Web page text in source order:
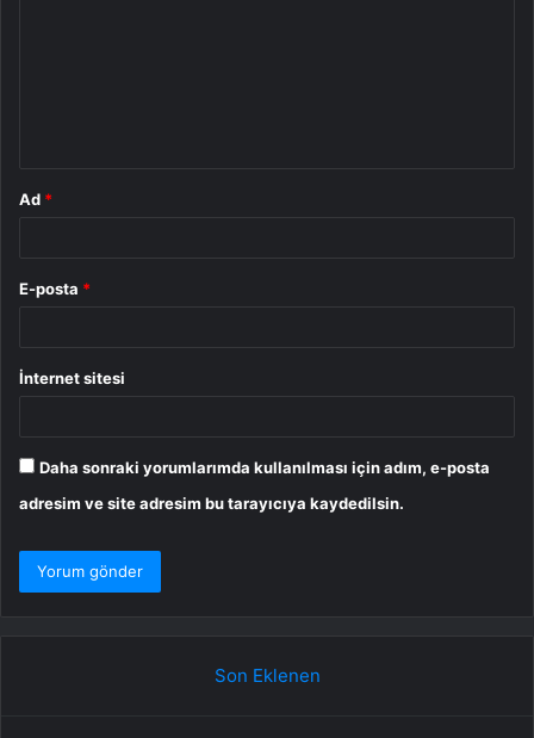
Ad *
E-posta *
İnternet sitesi
Daha sonraki yorumlarımda kullanılması için adım, e-posta
adresim ve site adresim bu tarayıcıya kaydedilsin.
Son Eklenen